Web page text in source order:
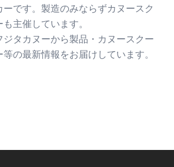
です。製造のみならずカヌースク
主催しています。
ジタカヌーから製品・カヌースクー
の最新情報をお届けしています。